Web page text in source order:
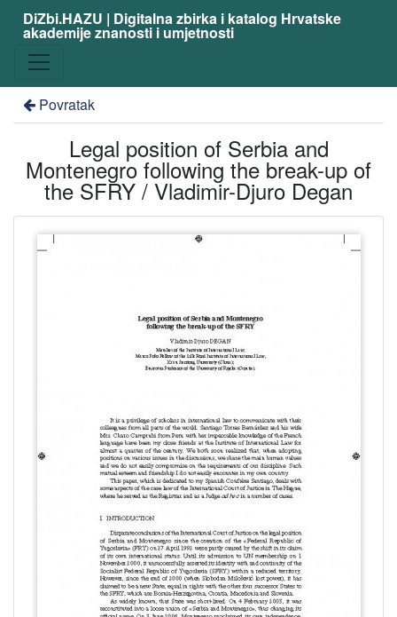
DiZbi.HAZU | Digitalna zbirka i katalog Hrvatske
akademije znanosti i umjetnosti
Povratak
Legal position of Serbia and
Montenegro following the break-up of
the SFRY / Vladimir-Djuro Degan